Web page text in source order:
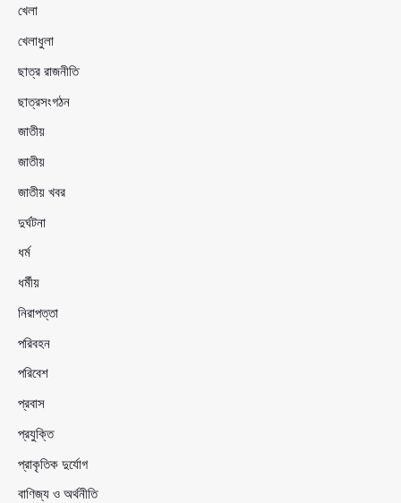
খেলা
খেলাধুলা
ছাত্র রাজনীতি
ছাত্রসংগঠন
জাতীয়
জাতীয়
জাতীয় খবর
দুর্ঘটনা
ধর্ম
ধর্মীয়
নিরাপত্তা
পরিবহন
পরিবেশ
প্রবাস
প্রযুক্তি
প্রাকৃতিক দুর্যোগ
বাণিজ্য ও অর্থনীতি